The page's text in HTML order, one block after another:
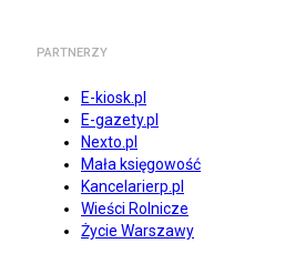
PARTNERZY
E-kiosk.pl
E-gazety.pl
Nexto.pl
Mała księgowość
Kancelarierp.pl
Wieści Rolnicze
Życie Warszawy